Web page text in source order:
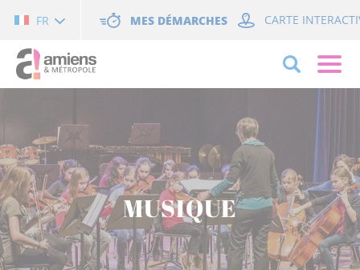
FR MES DÉMARCHES CARTE
MUSIQUE